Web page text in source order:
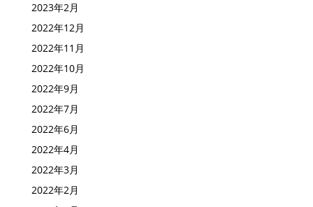
2023年5月
2023年2月
2022年12月
2022年11月
2022年10月
2022年9月
2022年7月
2022年6月
2022年4月
2022年3月